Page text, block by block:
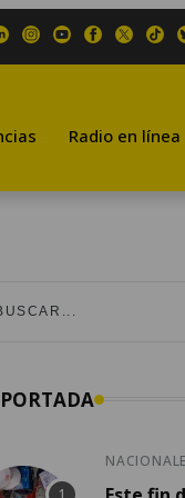
Radio en línea